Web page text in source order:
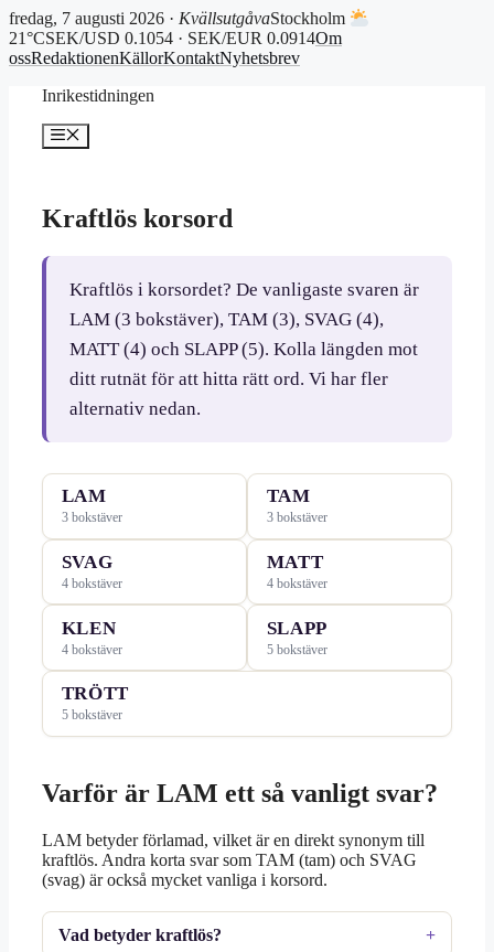
fredag, 7 augusti 2026 · KvällsutgåvaStockholm
21°CSEK/USD 0.1054 · SEK/EUR 0.0914Om
ossRedaktionenKällorKontaktNyhetsbrev
Inrikestidningen
Meny
Kraftlös korsord
Kraftlös i korsordet? De vanligaste svaren är
LAM (3 bokstäver), TAM (3), SVAG (4),
MATT (4) och SLAPP (5). Kolla längden mot
ditt rutnät för att hitta rätt ord. Vi har fler
alternativ nedan.
LAM
3 bokstäver
TAM
3 bokstäver
SVAG
4 bokstäver
MATT
4 bokstäver
KLEN
4 bokstäver
SLAPP
5 bokstäver
TRÖTT
5 bokstäver
Varför är LAM ett så vanligt svar?
LAM betyder förlamad, vilket är en direkt synonym till
kraftlös. Andra korta svar som TAM (tam) och SVAG
(svag) är också mycket vanliga i korsord.
Vad betyder kraftlös?